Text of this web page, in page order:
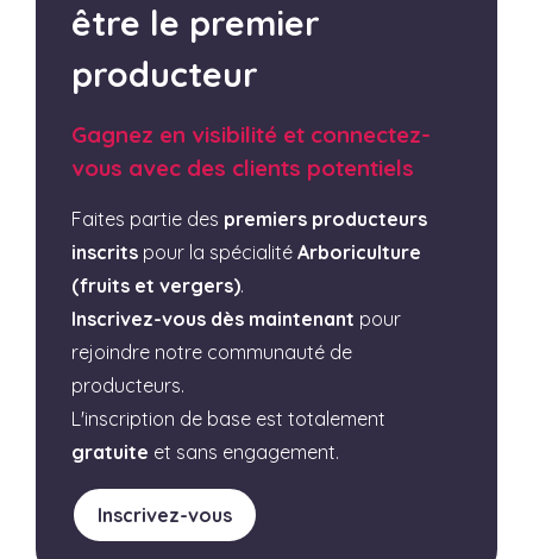
être le premier
producteur
Gagnez en visibilité et connectez-
vous avec des clients potentiels
Faites partie des premiers producteurs
inscrits pour la spécialité Arboriculture
(fruits et vergers).
Inscrivez-vous dès maintenant pour
rejoindre notre communauté de
producteurs.
L'inscription de base est totalement
gratuite et sans engagement.
Inscrivez-vous